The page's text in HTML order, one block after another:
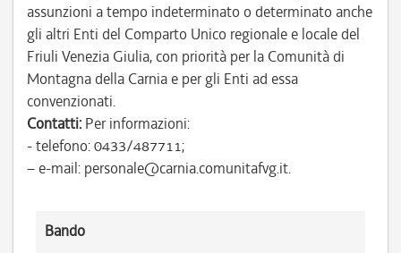
assunzioni a tempo indeterminato o determinato anche
gli altri Enti del Comparto Unico regionale e locale del
Friuli Venezia Giulia, con priorità per la Comunità di
Montagna della Carnia e per gli Enti ad essa
convenzionati.
Contatti: Per informazioni:
- telefono: 0433/487711;
– e-mail: personale@carnia.comunitafvg.it.
Bando